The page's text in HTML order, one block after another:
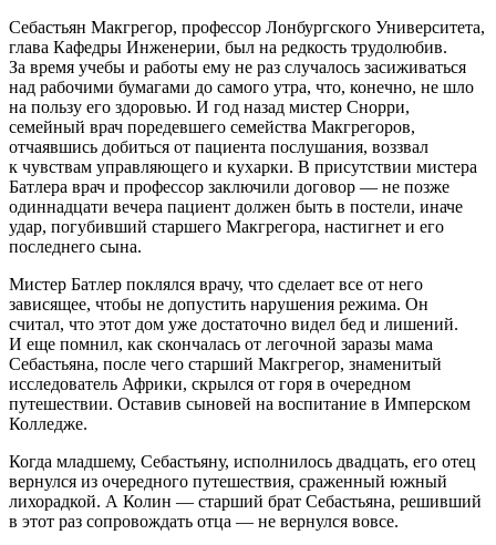
Себастьян Макгрегор, профессор Лонбургского Университета,
глава Кафедры Инженерии, был на редкость трудолюбив.
За время учебы и работы ему не раз случалось засиживаться
над рабочими бумагами до самого утра, что, конечно, не шло
на пользу его здоровью. И год назад мистер Снорри,
семейный врач поредевшего семейства Макгрегоров,
отчаявшись добиться от пациента послушания, воззвал
к чувствам управляющего и кухарки. В присутствии мистера
Батлера врач и профессор заключили договор — не позже
одиннадцати вечера пациент должен быть в постели, иначе
удар, погубивший старшего Макгрегора, настигнет и его
последнего сына.
Мистер Батлер поклялся врачу, что сделает все от него
зависящее, чтобы не допустить нарушения режима. Он
считал, что этот дом уже достаточно видел бед и лишений.
И еще помнил, как скончалась от легочной заразы мама
Себастьяна, после чего старший Макгрегор, знаменитый
исследователь Африки, скрылся от горя в очередном
путешествии. Оставив сыновей на воспитание в Имперском
Колледже.
Когда младшему, Себастьяну, исполнилось двадцать, его отец
вернулся из очередного путешествия, сраженный южный
лихорадкой. А Колин — старший брат Себастьяна, решивший
в этот раз сопровождать отца — не вернулся вовсе.